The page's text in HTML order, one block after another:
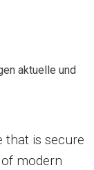
aktuelle und
that is secure
modern